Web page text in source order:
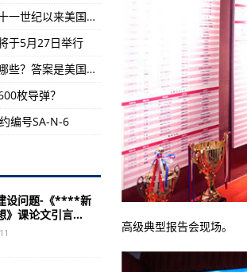
支队举行“我在战位向军旗报告”岗位成才先进典型报告会
民解放军陆军炮兵防空兵学院2017年招生简章
航母不是一天两天的象征
高级典型报告会现场。
美国民用枪枝泛滥问题一直是二十一世纪以来美国民众茶余饭后的首要八卦
于5月27日举行
世界上拥有战略轰炸机的国家是哪些？答案是美国苏联/俄罗斯
枚导弹？
编号SA-N-6
设问题-《****新
》课论文引言...